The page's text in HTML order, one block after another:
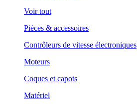
Voir tout
Pièces & accessoires
Contrôleurs de vitesse électroniques
Moteurs
Coques et capots
Matériel